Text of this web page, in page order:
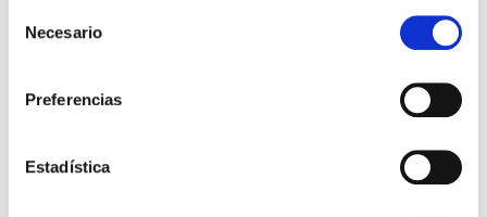
Necesario
Preferencias
Estadística
TRÁFICO SUPRIME LAS EXENCIONES MÉDICAS PARA EL USO
09/07/2026